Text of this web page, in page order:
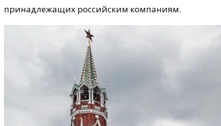
принадлежащих российским компаниям.